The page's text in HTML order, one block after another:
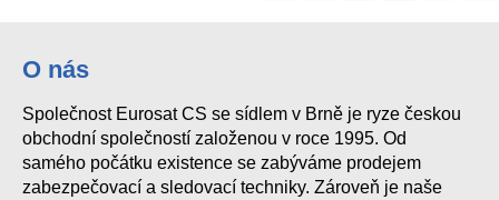
O nás
Společnost Eurosat CS se sídlem v Brně je ryze českou
obchodní společností založenou v roce 1995. Od
samého počátku existence se zabýváme prodejem
zabezpečovací a sledovací techniky. Zároveň je naše